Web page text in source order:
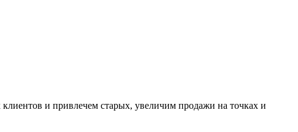
и привлечем старых, увеличим продажи на точках и